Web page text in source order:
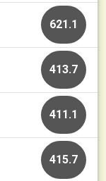
621.1
413.7
411.1
415.7